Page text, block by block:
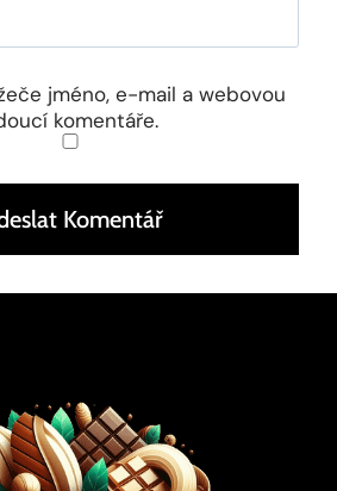
jméno, e-mail a webovou
komentáře.